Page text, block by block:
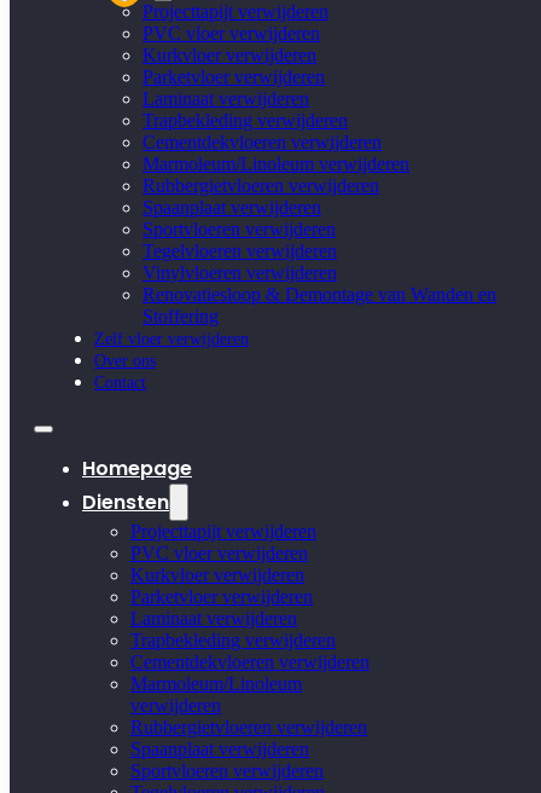
Projecttapijt verwijderen
PVC vloer verwijderen
Kurkvloer verwijderen
Parketvloer verwijderen
Laminaat verwijderen
Trapbekleding verwijderen
Cementdekvloeren verwijderen
Marmoleum/Linoleum verwijderen
Rubbergietvloeren verwijderen
Spaanplaat verwijderen
Sportvloeren verwijderen
Tegelvloeren verwijderen
Vinylvloeren verwijderen
Renovatiesloop & Demontage van Wanden en
Stoffering
Zelf vloer verwijderen
Over ons
Contact
Homepage
Diensten
Projecttapijt verwijderen
PVC vloer verwijderen
Kurkvloer verwijderen
Parketvloer verwijderen
Laminaat verwijderen
Trapbekleding verwijderen
Cementdekvloeren verwijderen
Marmoleum/Linoleum
verwijderen
Rubbergietvloeren verwijderen
Spaanplaat verwijderen
Sportvloeren verwijderen